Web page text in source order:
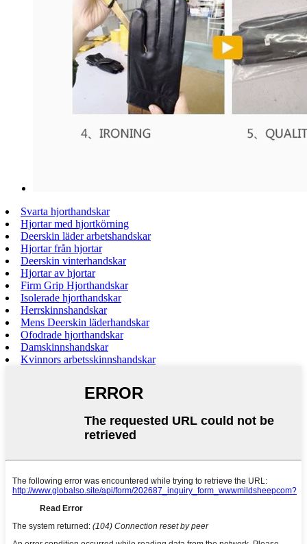
Svarta hjorthandskar
Hjortar med hjortkörning
Deerskin läder arbetshandskar
Hjortar från hjortar
Deerskin vinterhandskar
Hjortar av hjortar
Firm Grip Hjorthandskar
Isolerade hjorthandskar
Herrskinnshandskar
Mens Deerskin läderhandskar
Ofodrade hjorthandskar
Damskinnshandskar
Kvinnors arbetsskinnshandskar